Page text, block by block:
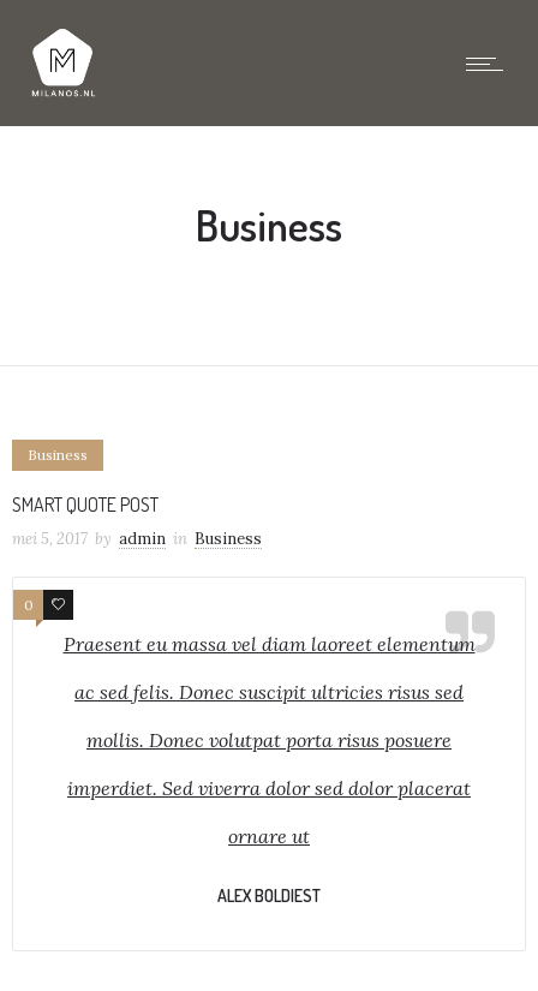
Business
Business
SMART QUOTE POST
mei 5, 2017 by admin in Business
Praesent eu massa vel diam laoreet elementum
ac sed felis. Donec suscipit ultricies risus sed
mollis. Donec volutpat porta risus posuere
imperdiet. Sed viverra dolor sed dolor placerat
ornare ut
ALEX BOLDIEST
0 1